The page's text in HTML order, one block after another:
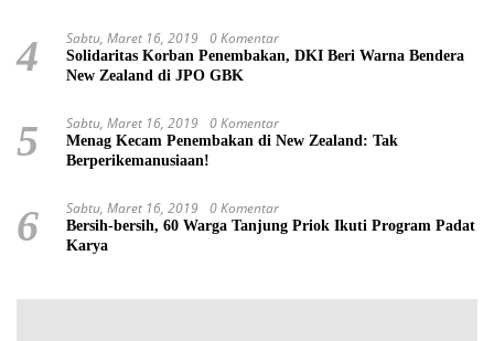
4 Sabtu, Maret 16, 2019 0 Komentar
Solidaritas Korban Penembakan, DKI Beri Warna Bendera
New Zealand di JPO GBK
5 Sabtu, Maret 16, 2019 0 Komentar
Menag Kecam Penembakan di New Zealand: Tak
Berperikemanusiaan!
6 Sabtu, Maret 16, 2019 0 Komentar
Bersih-bersih, 60 Warga Tanjung Priok Ikuti Program Padat
Karya